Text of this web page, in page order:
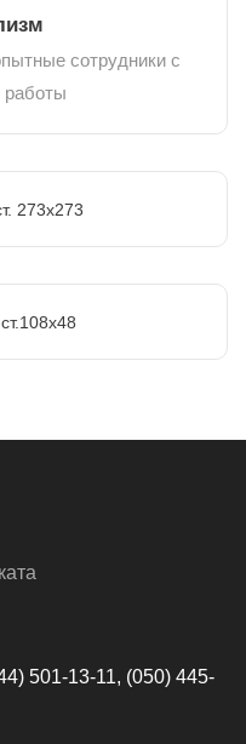
сотрудники с
273х273
501-13-11, (050) 445-